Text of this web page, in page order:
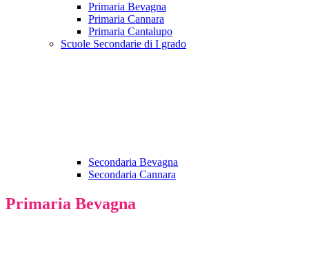
Primaria Bevagna
Primaria Cannara
Primaria Cantalupo
Scuole Secondarie di I grado
Secondaria Bevagna
Secondaria Cannara
Primaria Bevagna